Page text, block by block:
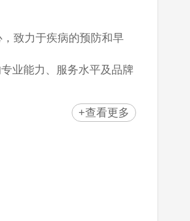
致力于疾病的预防和早
业能力、服务水平及品牌
伙伴”，并持续引领“K-健
+查看更多